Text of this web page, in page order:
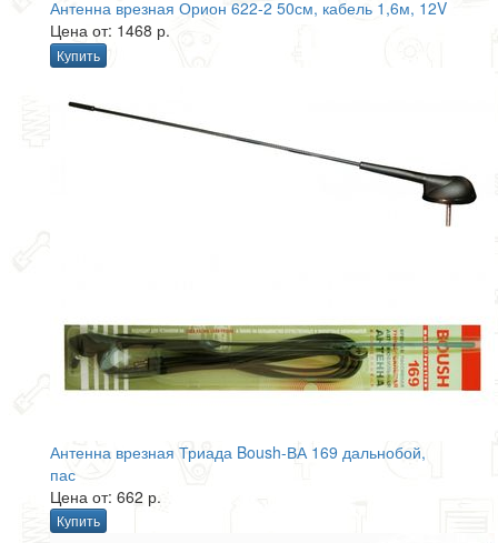
Антенна врезная Орион 622-2 50см, кабель 1,6м, 12V
Цена от: 1468 р.
Купить
Антенна врезная Триада Boush-ВА 169 дальнобой,
пас
Цена от: 662 р.
Купить